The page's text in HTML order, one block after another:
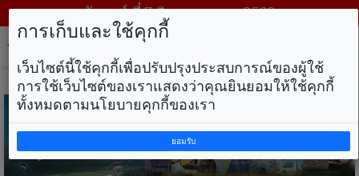
วันศุกร์ ที่ 7 สิงหาคม พ.ศ. 2569
การเก็บและใช้คุกกี้
เว็บไซต์นี้ใช้คุกกี้เพื่อปรับปรุงประสบการณ์ของผู้ใช้
การใช้เว็บไซต์ของเราแสดงว่าคุณยินยอมให้ใช้คุกกี้
ทั้งหมดตามนโยบายคุกกี้ของเรา
ยอมรับ